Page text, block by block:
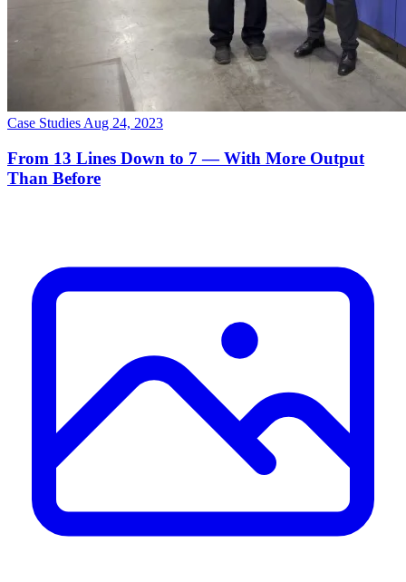
Case Studies Aug 24, 2023
From 13 Lines Down to 7 — With More Output
Than Before